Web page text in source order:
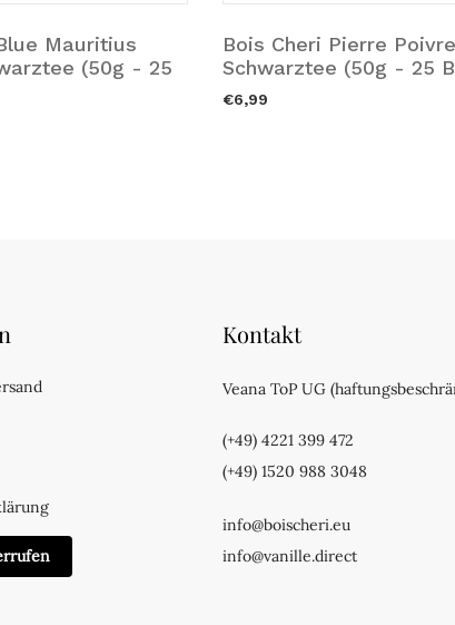
Mauritius
(50g - 25
hinzufügen.
Bois Cheri Pierre Poivre
Schwarztee (50g - 25
Zum Warenkorb
€6,99
Kontakt
Veana ToP UG
(+49) 4221 399 472
(+49) 1520 988 3048
info@boischeri.eu
info@vanille.direct